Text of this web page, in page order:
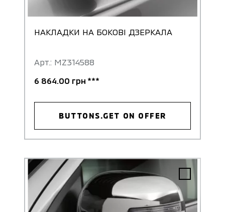
НАКЛАДКИ НА БОКОВІ ДЗЕРКАЛА
Арт.: MZ314588
6 864.00 грн ***
BUTTONS.GET ON OFFER